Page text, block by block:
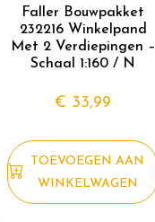
Faller Bouwpakket
232216 Winkelpand
Met 2 Verdiepingen –
Schaal 1:160 / N
€ 33,99
TOEVOEGEN AAN
WINKELWAGEN